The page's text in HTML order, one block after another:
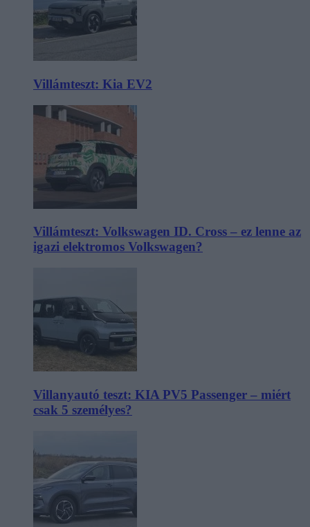
Villámteszt: Kia EV2
Villámteszt: Volkswagen ID. Cross – ez lenne az
igazi elektromos Volkswagen?
Villanyautó teszt: KIA PV5 Passenger – miért
csak 5 személyes?